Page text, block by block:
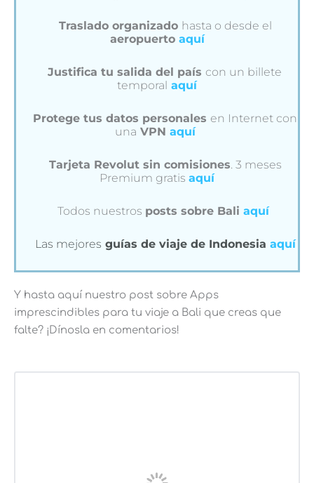
Traslado organizado hasta o desde el
aeropuerto aquí
Justifica tu salida del país con un billete
temporal aquí
Protege tus datos personales en Internet con
una VPN aquí
Tarjeta Revolut sin comisiones. 3 meses
Premium gratis aquí
Todos nuestros posts sobre Baliaquí
Las mejores guías de viaje de Indonesia aquí
Y hasta aquí nuestro post sobre Apps
imprescindibles para tu viaje a Bali que creas que
falte? ¡Dínosla en comentarios!